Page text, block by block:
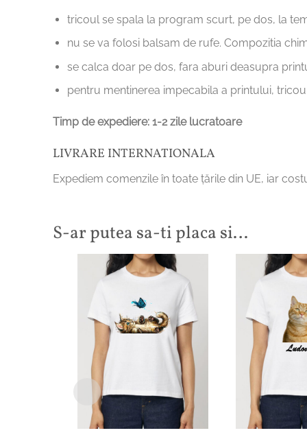
tricoul se spala la program scurt, pe dos, la
nu se va folosi balsam de rufe. Compozitia
se calca doar pe dos, fara aburi deasupra
pentru mentinerea impecabila a printului,
Timp de expediere: 1-2 zile lucratoare
LIVRARE INTERNATIONALA
Expediem comenzile în toate țările din UE, iar
S-ar putea sa-ti placa si…